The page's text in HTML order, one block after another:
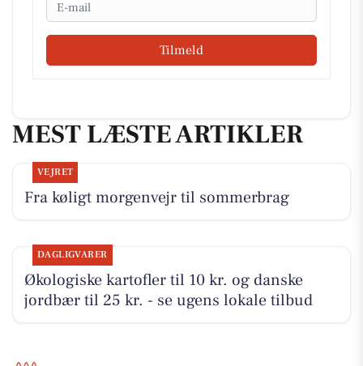
Tilmeld
MEST LÆSTE ARTIKLER
VEJRET
Fra køligt morgenvejr til sommerbrag
DAGLIGVARER
Økologiske kartofler til 10 kr. og danske
jordbær til 25 kr. - se ugens lokale tilbud